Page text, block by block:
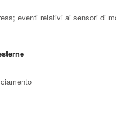
eventi relativi ai sensori di